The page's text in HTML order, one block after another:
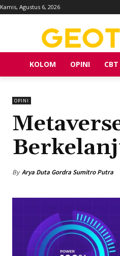
Kamis, Agustus 6, 2026
KOLOM OPINI CBT
OPINI
By Arya Duta Gordra Sumitro Putra